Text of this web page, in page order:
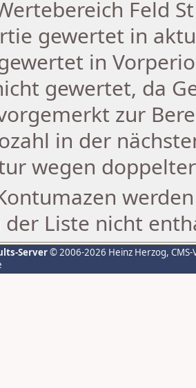
Feld
gewertet in
in
gewertet, da
zur
in der
wegen
der Liste nicht
Server© 2006-2026 Heinz Herzog,